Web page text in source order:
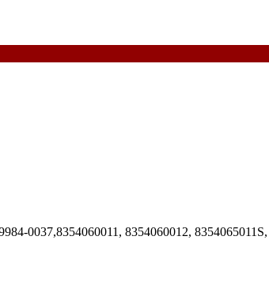
0037,8354060011, 8354060012,